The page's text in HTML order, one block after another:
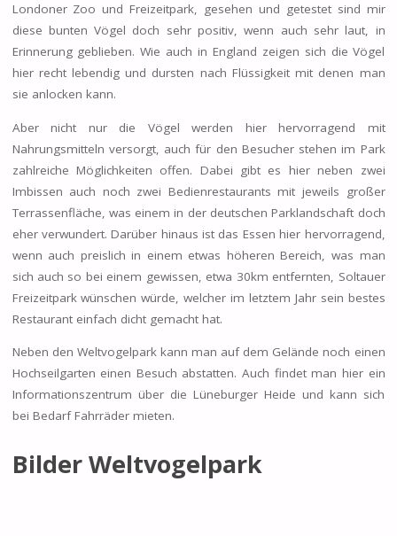
Londoner Zoo und Freizeitpark, gesehen und getestet sind mir
diese bunten Vögel doch sehr positiv, wenn auch sehr laut, in
Erinnerung geblieben. Wie auch in England zeigen sich die Vögel
hier recht lebendig und dursten nach Flüssigkeit mit denen man
sie anlocken kann.
Aber nicht nur die Vögel werden hier hervorragend mit
Nahrungsmitteln versorgt, auch für den Besucher stehen im Park
zahlreiche Möglichkeiten offen. Dabei gibt es hier neben zwei
Imbissen auch noch zwei Bedienrestaurants mit jeweils großer
Terrassenfläche, was einem in der deutschen Parklandschaft doch
eher verwundert. Darüber hinaus ist das Essen hier hervorragend,
wenn auch preislich in einem etwas höheren Bereich, was man
sich auch so bei einem gewissen, etwa 30km entfernten, Soltauer
Freizeitpark wünschen würde, welcher im letztem Jahr sein bestes
Restaurant einfach dicht gemacht hat.
Neben den Weltvogelpark kann man auf dem Gelände noch einen
Hochseilgarten einen Besuch abstatten. Auch findet man hier ein
Informationszentrum über die Lüneburger Heide und kann sich
bei Bedarf Fahrräder mieten.
Bilder Weltvogelpark